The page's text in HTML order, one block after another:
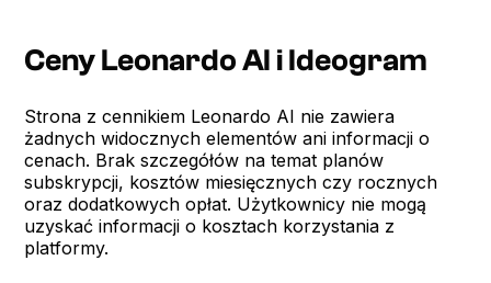
Ceny Leonardo AI i Ideogram
Strona z cennikiem Leonardo AI nie zawiera
żadnych widocznych elementów ani informacji o
cenach. Brak szczegółów na temat planów
subskrypcji, kosztów miesięcznych czy rocznych
oraz dodatkowych opłat. Użytkownicy nie mogą
uzyskać informacji o kosztach korzystania z
platformy.